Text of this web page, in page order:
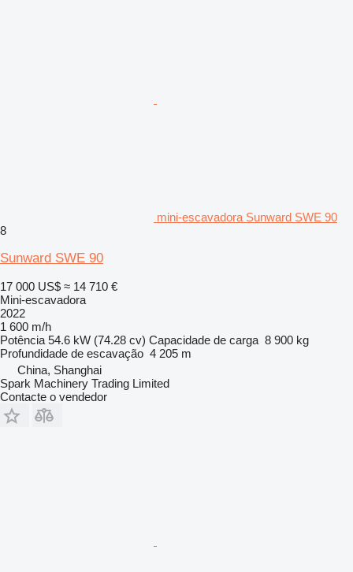
mini-escavadora Sunward SWE 90
8
Sunward SWE 90
17 000 US$ ≈ 14 710 €
Mini-escavadora
2022
1 600 m/h
Potência 54.6 kW (74.28 cv) Capacidade de carga 8 900 kg
Profundidade de escavação 4 205 m
China, Shanghai
Spark Machinery Trading Limited
Contacte o vendedor